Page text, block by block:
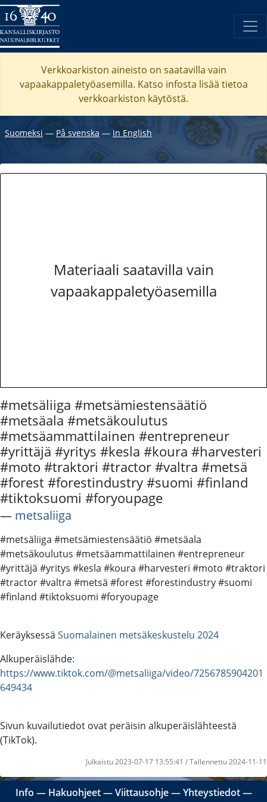
Verkkoarkiston aineisto on saatavilla vain
vapaakappaletyöasemilla. Katso infosta lisää tietoa
verkkoarkiston käytöstä.
Suomeksi ― På svenska ― In English
Materiaali saatavilla vain
vapaakappaletyöasemilla
#metsäliiga #metsämiestensäätiö
#metsäala #metsäkoulutus
#metsäammattilainen #entrepreneur
#yrittäjä #yritys #kesla #koura #harvesteri
#moto #traktori #tractor #valtra #metsä
#forest #forestindustry #suomi #finland
#tiktoksuomi #foryoupage
― metsaliiga
#metsäliiga #metsämiestensäätiö #metsäala
#metsäkoulutus #metsäammattilainen #entrepreneur
#yrittäjä #yritys #kesla #koura #harvesteri #moto #traktori
#tractor #valtra #metsä #forest #forestindustry #suomi
#finland #tiktoksuomi #foryoupage
Keräyksessä Suomalainen metsäkeskustelu 2024
Alkuperäislähde:
https://www.tiktok.com/@metsaliiga/video/7256785904201
649434
Sivun kuvailutiedot ovat peräisin alkuperäislähteestä
(TikTok).
Julkaistu 2023-07-17 13:55:41 / Tallennettu 2024-11-11
Info ― Hakuohjeet―Viittausohje―Yhteystiedot―